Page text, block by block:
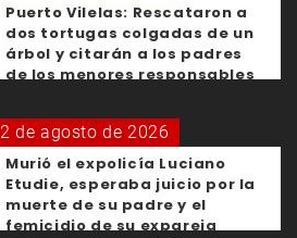
Puerto Vilelas: Rescataron a
dos tortugas colgadas de un
árbol y citarán a los padres
de los menores responsables
2 de agosto de 2026
Murió el expolicía Luciano
Etudie, esperaba juicio por la
muerte de su padre y el
femicidio de su expareja